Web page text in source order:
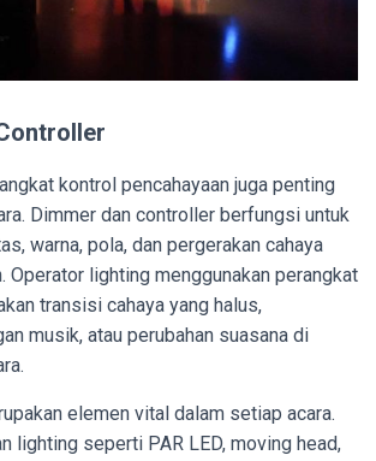
kontrol pencahayaan juga penting
Dimmer dan controller berfungsi untuk
warna, pola, dan pergerakan cahaya
Operator lighting menggunakan perangkat
transisi cahaya yang halus,
musik, atau perubahan suasana di
elemen vital dalam setiap acara.
lighting seperti PAR LED, moving head,